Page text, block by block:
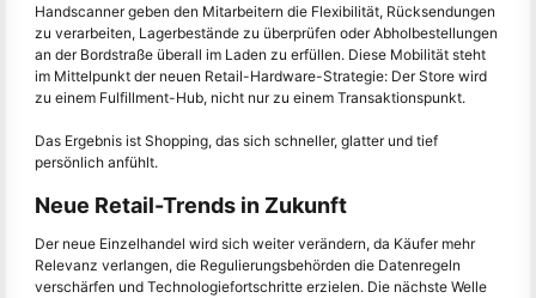
Handscanner geben den Mitarbeitern die Flexibilität, Rücksendungen
zu verarbeiten, Lagerbestände zu überprüfen oder Abholbestellungen
an der Bordstraße überall im Laden zu erfüllen. Diese Mobilität steht
im Mittelpunkt der neuen Retail-Hardware-Strategie: Der Store wird
zu einem Fulfillment-Hub, nicht nur zu einem Transaktionspunkt.
Das Ergebnis ist Shopping, das sich schneller, glatter und tief
persönlich anfühlt.
Neue Retail-Trends in Zukunft
Der neue Einzelhandel wird sich weiter verändern, da Käufer mehr
Relevanz verlangen, die Regulierungsbehörden die Datenregeln
verschärfen und Technologiefortschritte erzielen. Die nächste Welle